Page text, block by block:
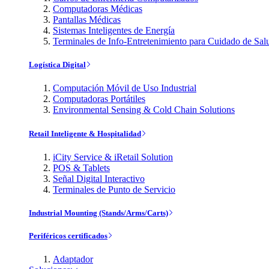
Computadoras Médicas
Pantallas Médicas
Sistemas Inteligentes de Energía
Terminales de Info-Entretenimiento para Cuidado de
Logística Digital
Computación Móvil de Uso Industrial
Computadoras Portátiles
Environmental Sensing & Cold Chain Solutions
Retail Inteligente & Hospitalidad
iCity Service & iRetail Solution
POS & Tablets
Señal Digital Interactivo
Terminales de Punto de Servicio
Industrial Mounting (Stands/Arms/Carts)
Periféricos certificados
Adaptador